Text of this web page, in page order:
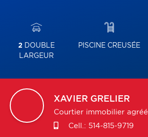
2 DOUBLE
LARGEUR
PISCINE CREUSÉE
XAVIER GRELIER
Courtier immobilier agréé
Cell.: 514-815-9719